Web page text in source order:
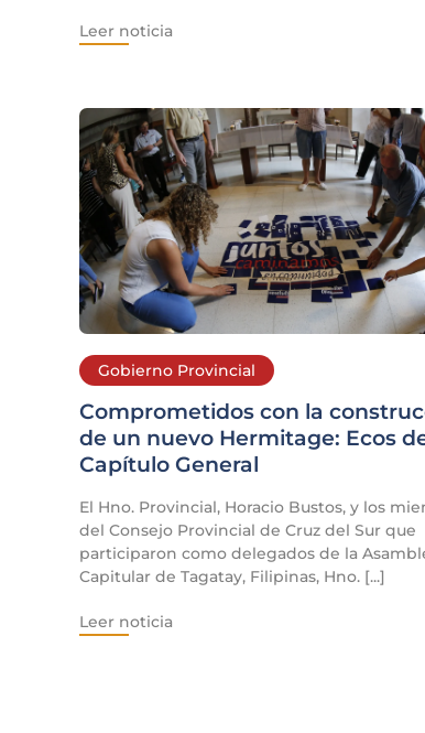
Leer noticia
Gobierno Provincial
Comprometidos con la
de un nuevo Hermitage: Ecos
Capítulo General
El Hno. Provincial, Horacio Bustos, y los
del Consejo Provincial de Cruz del Sur que
participaron como delegados de la
Capitular de Tagatay, Filipinas, Hno. [...]
Leer noticia